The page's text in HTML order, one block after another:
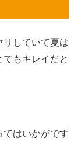
リしていて夏は
もキレイだと
てはいかがです